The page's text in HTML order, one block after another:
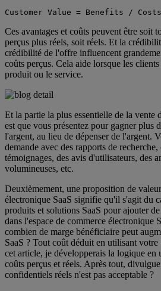
Customer Value = Benefits / Costs
Ces avantages et coûts peuvent être soit
perçus plus réels, soit réels. Et la
crédibilité de l'offre influencent
coûts perçus. Cela aide lorsque les
produit ou le service.
Et la partie la plus essentielle de la vente
est que vous présentez pour gagner plus
l'argent, au lieu de dépenser de l'argent.
demande avec des rapports de
témoignages, des avis d'utilisateurs, des
volumineuses, etc.
Deuxièmement, une proposition de
électronique SaaS signifie qu'il s'agit du
produits et solutions SaaS pour ajouter
dans l'espace de commerce électronique
combien de marge bénéficiaire peut
SaaS ? Tout coût déduit en utilisant
cet article, je développerais la logique en
coûts perçus et réels. Après tout,
confidentiels réels n'est pas acceptable ?